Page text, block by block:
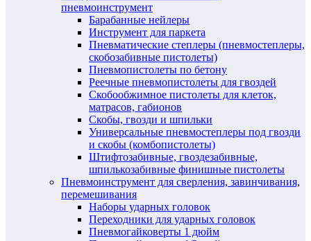
пневмоинструмент
Барабанные нейлеры
Инструмент для паркета
Пневматические степлеры (пневмостеплеры,
скобозабивные пистолеты)
Пневмопистолеты по бетону
Реечные пневмопистолеты для гвоздей
Скобообжимное пистолеты для клеток,
матрасов, габионов
Скобы, гвозди и шпильки
Универсальные пневмостеплеры под гвозди
и скобы (комбопистолеты)
Штифтозабивные, гвоздезабивные,
шпилькозабивные финишные пистолеты
Пневмоинструмент для сверления, завинчивания,
перемешивания
Наборы ударных головок
Переходники для ударных головок
Пневмогайковерты 1 дюйм